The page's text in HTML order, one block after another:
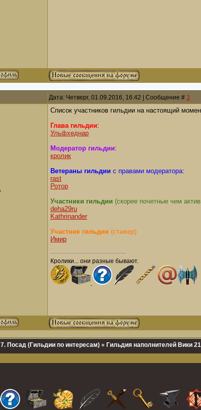
Дата: Четверг, 01.09.2016, 16:42 | Сообщение # 3
Список участников гильдии на настоящий
Глава гильдии:
Ульфхеднар
Модератор гильдии:
кролик
Ветераны гильдии с правами модератора:
rast
Ротор
Участники гильдии (скорее почетные чем
deha29ru
Kathrinander
Участник гильдии (стажер)
Имир
Кролики... они разные бывают.
7. Посад (Гильдии по интересам) » Гильдия наполнителей Вики